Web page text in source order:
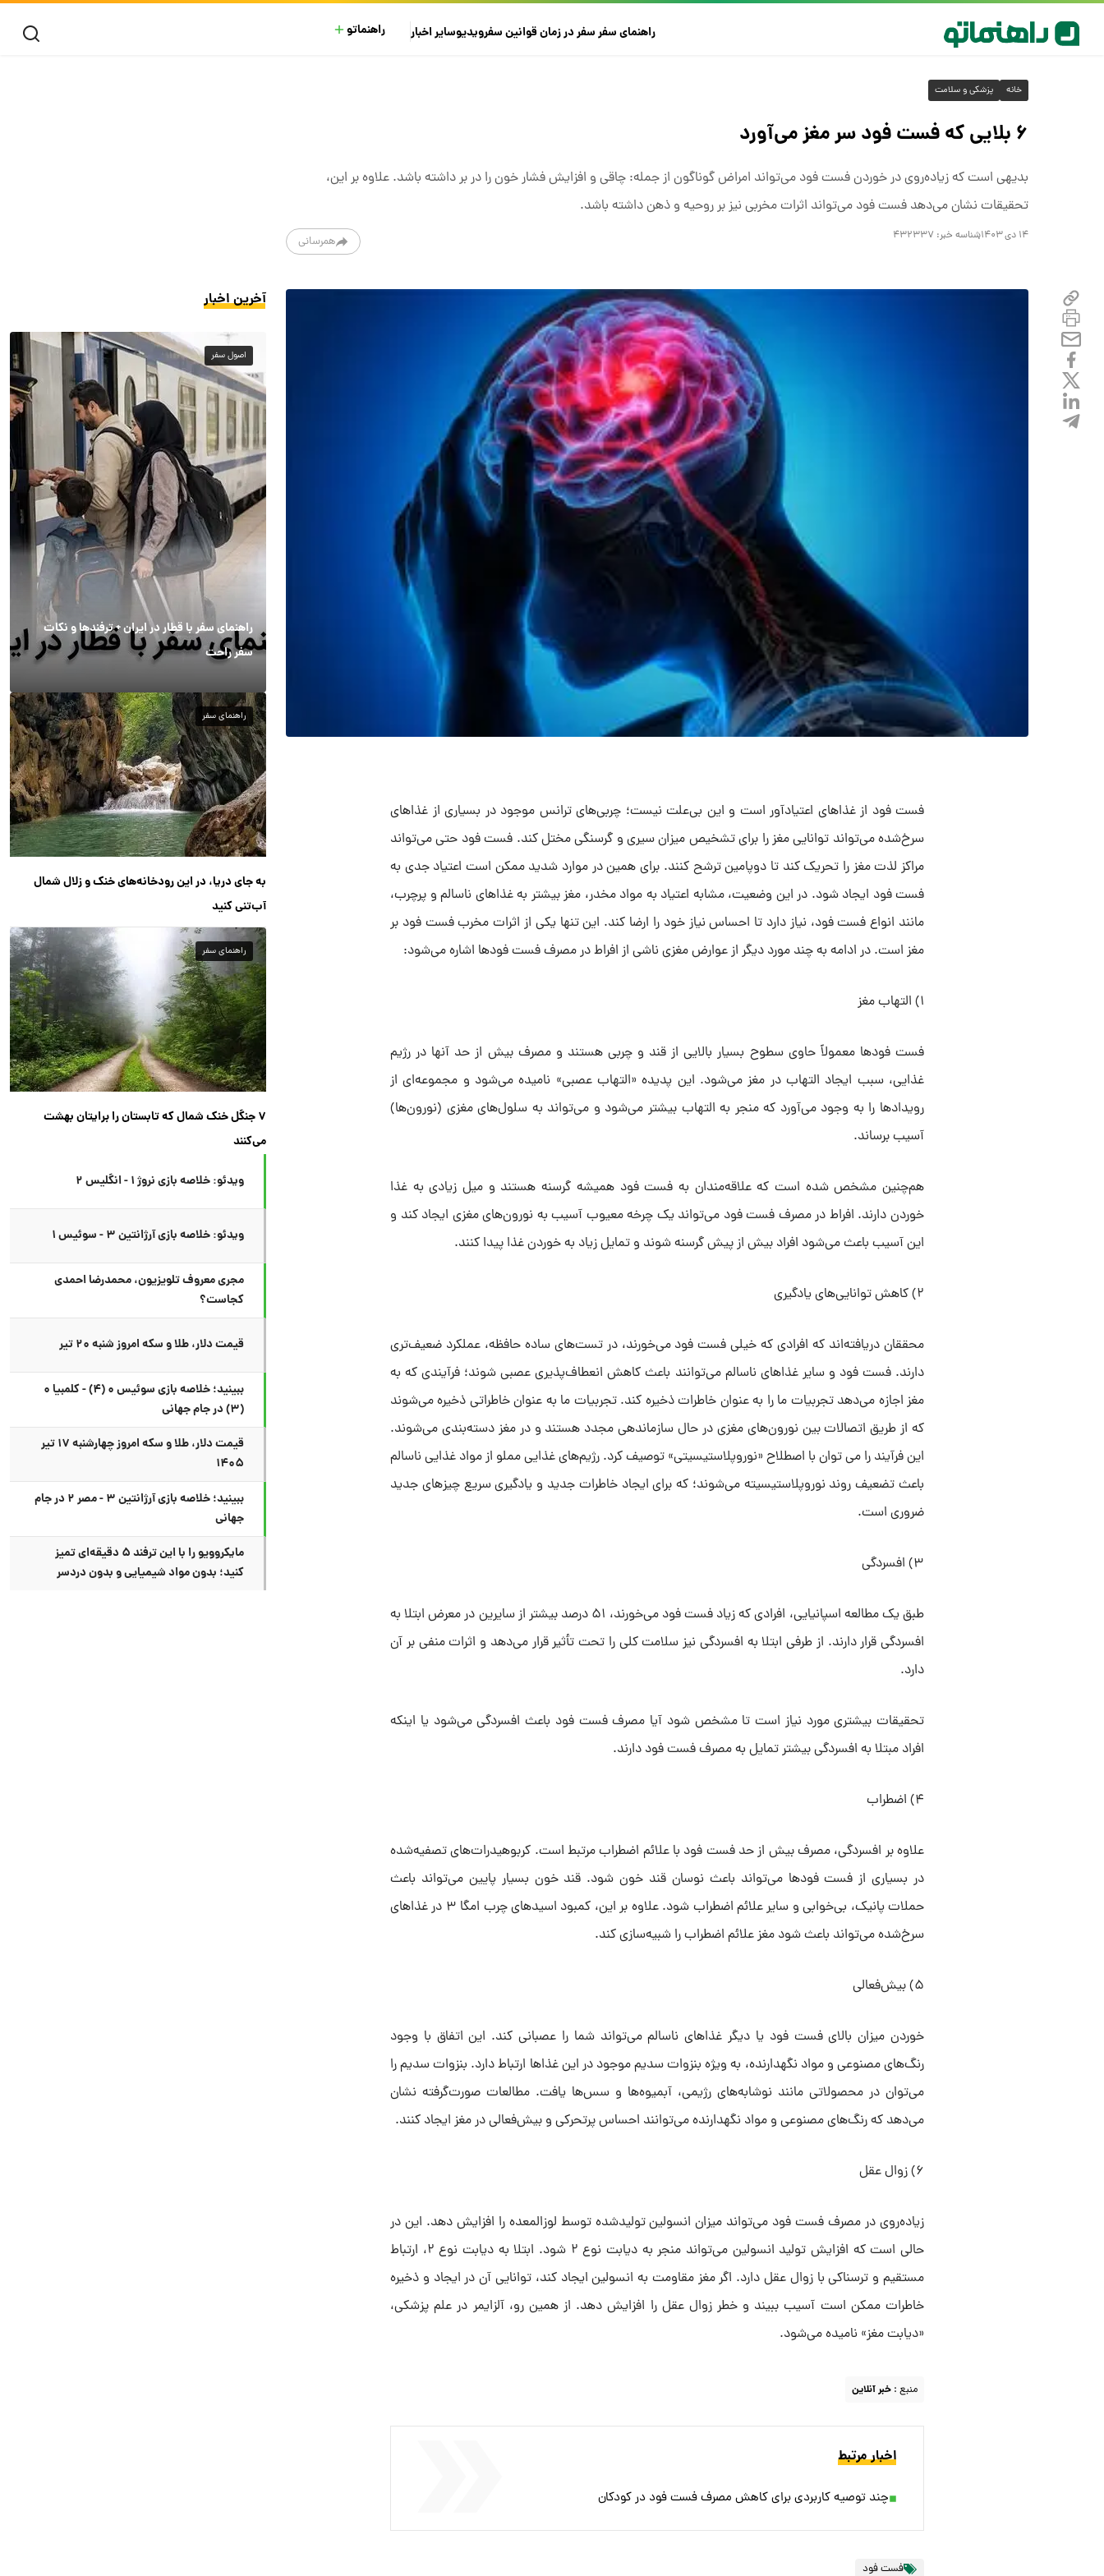
راهنمای سفرسفر در زمانقوانین سفرویدیوسایراخبار راهنماتو
خانه پزشکی و سلامت
۶ بلایی که فست فود سر مغز می‌آورد
بدیهی است که زیاده‌روی در خوردن فست فود می‌تواند امراض گوناگون از جمله: چاقی و افزایش فشار خون را در بر داشته باشد. علاوه بر این،
تحقیقات نشان می‌دهد فست فود می‌تواند اثرات مخربی نیز بر روحیه و ذهن داشته باشد.
۱۴ دی ۱۴۰۳ شناسه خبر: ۴۳۲۳۳۷ همرسانی
فست فود از غذاهای اعتیادآور است و این بی‌علت نیست؛ چربی‌های ترانس موجود در بسیاری از غذاهای
سرخ‌شده می‌تواند توانایی مغز را برای تشخیص میزان سیری و گرسنگی مختل کند. فست فود حتی می‌تواند
مراکز لذت مغز را تحریک کند تا دوپامین ترشح کنند. برای همین در موارد شدید ممکن است اعتیاد جدی به
فست فود ایجاد شود. در این وضعیت، مشابه اعتیاد به مواد مخدر، مغز بیشتر به غذاهای ناسالم و پرچرب،
مانند انواع فست فود، نیاز دارد تا احساس نیاز خود را ارضا کند. این تنها یکی از اثرات مخرب فست فود بر
مغز است. در ادامه به چند مورد دیگر از عوارض مغزی ناشی از افراط در مصرف فست فودها اشاره می‌شود:
۱) التهاب مغز
فست فودها معمولاً حاوی سطوح بسیار بالایی از قند و چربی هستند و مصرف بیش از حد آنها در رژیم
غذایی، سبب ایجاد التهاب در مغز می‌شود. این پدیده «التهاب عصبی» نامیده می‌شود و مجموعه‌ای از
رویدادها را به وجود می‌آورد که منجر به التهاب بیشتر می‌شود و می‌تواند به سلول‌های مغزی (نورون‌ها)
آسیب برساند.
هم‌چنین مشخص شده است که علاقه‌مندان به فست فود همیشه گرسنه هستند و میل زیادی به غذا
خوردن دارند. افراط در مصرف فست فود می‌تواند یک چرخه معیوب آسیب به نورون‌های مغزی ایجاد کند و
این آسیب باعث می‌شود افراد بیش از پیش گرسنه شوند و تمایل زیاد به خوردن غذا پیدا کنند.
۲) کاهش توانایی‌های یادگیری
محققان دریافته‌اند که افرادی که خیلی فست فود می‌خورند، در تست‌های ساده حافظه، عملکرد ضعیف‌تری
دارند. فست فود و سایر غذاهای ناسالم می‌توانند باعث کاهش انعطاف‌پذیری عصبی شوند؛ فرآیندی که به
مغز اجازه می‌دهد تجربیات ما را به عنوان خاطرات ذخیره کند. تجربیات ما به عنوان خاطراتی ذخیره می‌شوند
که از طریق اتصالات بین نورون‌های مغزی در حال سازماندهی مجدد هستند و در مغز دسته‌بندی می‌شوند.
این فرآیند را می توان با اصطلاح «نوروپلاستیسیتی» توصیف کرد. رژیم‌های غذایی مملو از مواد غذایی ناسالم
باعث تضعیف روند نوروپلاستیسیته می‌شوند؛ که برای ایجاد خاطرات جدید و یادگیری سریع چیزهای جدید
ضروری است.
۳) افسردگی
طبق یک مطالعه اسپانیایی، افرادی که زیاد فست فود می‌خورند، ۵۱ درصد بیشتر از سایرین در معرض ابتلا به
افسردگی قرار دارند. از طرفی ابتلا به افسردگی نیز سلامت کلی را تحت تأثیر قرار می‌دهد و اثرات منفی بر آن
دارد.
تحقیقات بیشتری مورد نیاز است تا مشخص شود آیا مصرف فست فود باعث افسردگی می‌شود یا اینکه
افراد مبتلا به افسردگی بیشتر تمایل به مصرف فست فود دارند.
۴) اضطراب
علاوه بر افسردگی، مصرف بیش از حد فست فود با علائم اضطراب مرتبط است. کربوهیدرات‌های تصفیه‌شده
در بسیاری از فست فودها می‌تواند باعث نوسان قند خون شود. قند خون بسیار پایین می‌تواند باعث
حملات پانیک، بی‌خوابی و سایر علائم اضطراب شود. علاوه بر این، کمبود اسیدهای چرب امگا ۳ در غذاهای
سرخ‌شده می‌تواند باعث شود مغز علائم اضطراب را شبیه‌سازی کند.
۵) بیش‌فعالی
خوردن میزان بالای فست فود یا دیگر غذاهای ناسالم می‌تواند شما را عصبانی کند. این اتفاق با وجود
رنگ‌های مصنوعی و مواد نگهدارنده، به ویژه بنزوات سدیم موجود در این غذاها ارتباط دارد. بنزوات سدیم را
می‌توان در محصولاتی مانند نوشابه‌های رژیمی، آبمیوه‌ها و سس‌ها یافت. مطالعات صورت‌گرفته نشان
می‌دهد که رنگ‌های مصنوعی و مواد نگهدارنده می‌توانند احساس پرتحرکی و بیش‌فعالی در مغز ایجاد کنند.
۶) زوال عقل
زیاده‌روی در مصرف فست فود می‌تواند میزان انسولین تولیدشده توسط لوزالمعده را افزایش دهد. این در
حالی است که افزایش تولید انسولین می‌تواند منجر به دیابت نوع ۲ شود. ابتلا به دیابت نوع ۲، ارتباط
مستقیم و ترسناکی با زوال عقل دارد. اگر مغز مقاومت به انسولین ایجاد کند، توانایی آن در ایجاد و ذخیره
خاطرات ممکن است آسیب ببیند و خطر زوال عقل را افزایش دهد. از همین رو، آلزایمر در علم پزشکی،
«دیابت مغز» نامیده می‌شود.
منبع : خبر آنلاین
اخبار مرتبط
چند توصیه‌ کاربردی برای کاهش مصرف فست فود در کودکان
فست فود
آخرین اخبار
اصول سفر
راهنمای سفر با قطار در ایران + ترفندها و نکات
سفر راحت
راهنمای سفر
به جای دریا، در این رودخانه‌های خنک و زلال شمال
آب‌تنی کنید
راهنمای سفر
۷ جنگل خنک شمال که تابستان را برایتان بهشت
می‌کنند
ویدئو: خلاصه بازی نروژ ۱ - انگلیس ۲
ویدئو: خلاصه بازی آرژانتین ۳ - سوئیس ۱
مجری معروف تلویزیون، محمدرضا احمدی
کجاست؟
قیمت دلار، طلا و سکه امروز شنبه ۲۰ تیر
ببینید؛ خلاصه بازی سوئیس ۰ (۴) - کلمبیا ۰
(۳) در جام جهانی
قیمت دلار، طلا و سکه امروز چهارشنبه ۱۷ تیر
۱۴۰۵
ببینید؛ خلاصه بازی آرژانتین ۳ - مصر ۲ در جام
جهانی
مایکروویو را با این ترفند ۵ دقیقه‌ای تمیز
کنید؛ بدون مواد شیمیایی و بدون دردسر